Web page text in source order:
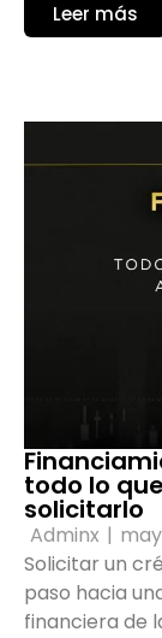
Leer más
todo lo
solicitarlo
Adminx |
Solicitar un
paso hacia
financiera de